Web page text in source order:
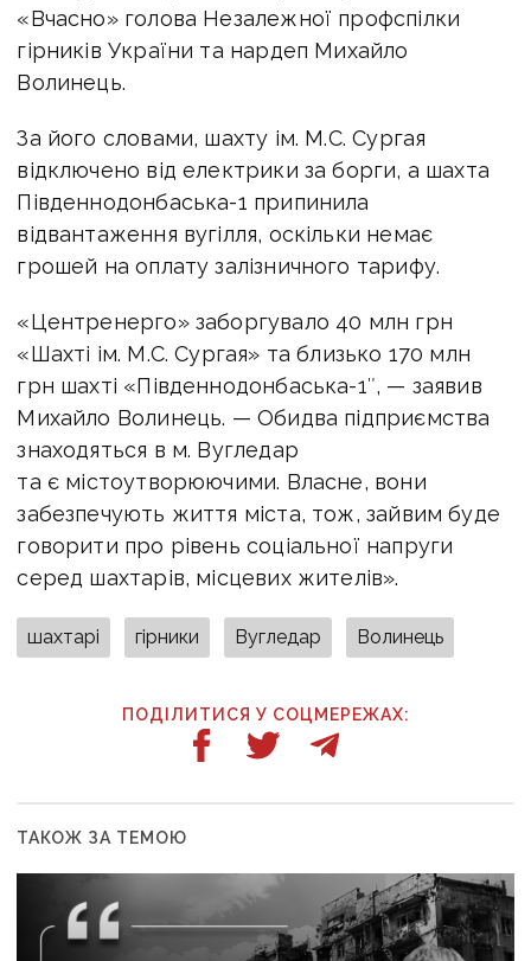
«Вчасно» голова Незалежної профспілки
гірників України та нардеп Михайло
Волинець.
За його словами, шахту ім. М.С. Сургая
відключено від електрики за борги, а шахта
Південнодонбаська-1 припинила
відвантаження вугілля, оскільки немає
грошей на оплату залізничного тарифу.
«Центренерго» заборгувало 40 млн грн
«Шахті ім. М.С. Сургая» та близько 170 млн
грн шахті «Південнодонбаська-1″, — заявив
Михайло Волинець. — Обидва підприємства
знаходяться в м. Вугледар
та є містоутворюючими. Власне, вони
забезпечують життя міста, тож, зайвим буде
говорити про рівень соціальної напруги
серед шахтарів, місцевих жителів».
шахтарі гірники Вугледар Волинець
ПОДІЛИТИСЯ У СОЦМЕРЕЖАХ:
ТАКОЖ ЗА ТЕМОЮ